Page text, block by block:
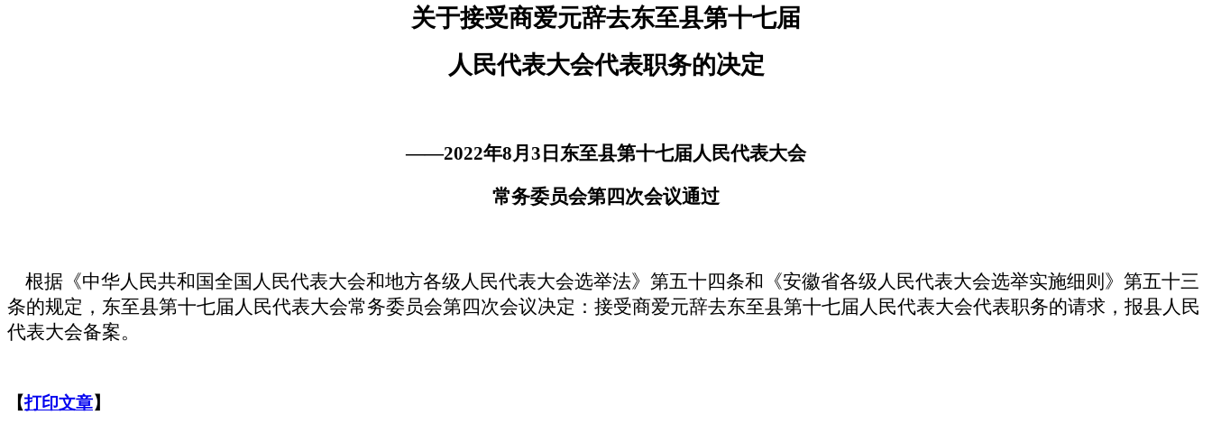
关于接受商爱元辞去东至县第十七届
人民代表大会代表职务的决定
——2022年8 月 3 日东至县第十七届人民代表大会
常务委员会第四次会议通过
根据《中华人民共和国全国人民代表大会和地方各级人民代表大会选举法》第五十四条和《安徽省各级人民代表大会选举实施细则》第五十三
条的规定，东至县第十七届人民代表大会常务委员会第四次会议决定：接受商爱元辞去东至县第十七届人民代表大会代表职务的请求，报县人民
代表大会备案。
【打印文章】